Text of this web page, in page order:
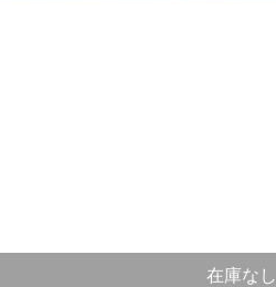
在庫なし